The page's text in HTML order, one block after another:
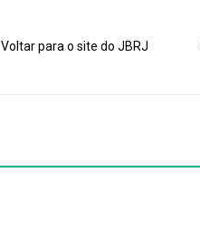
Voltar para o site do JBRJ